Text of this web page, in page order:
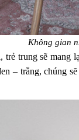
Không gian
trung sẽ mang
– trắng, chúng